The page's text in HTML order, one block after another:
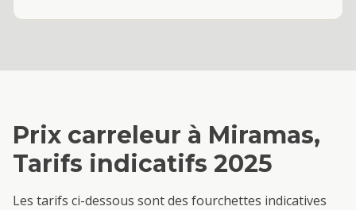
Prix carreleur à Miramas,
Tarifs indicatifs 2025
Les tarifs ci-dessous sont des fourchettes indicatives